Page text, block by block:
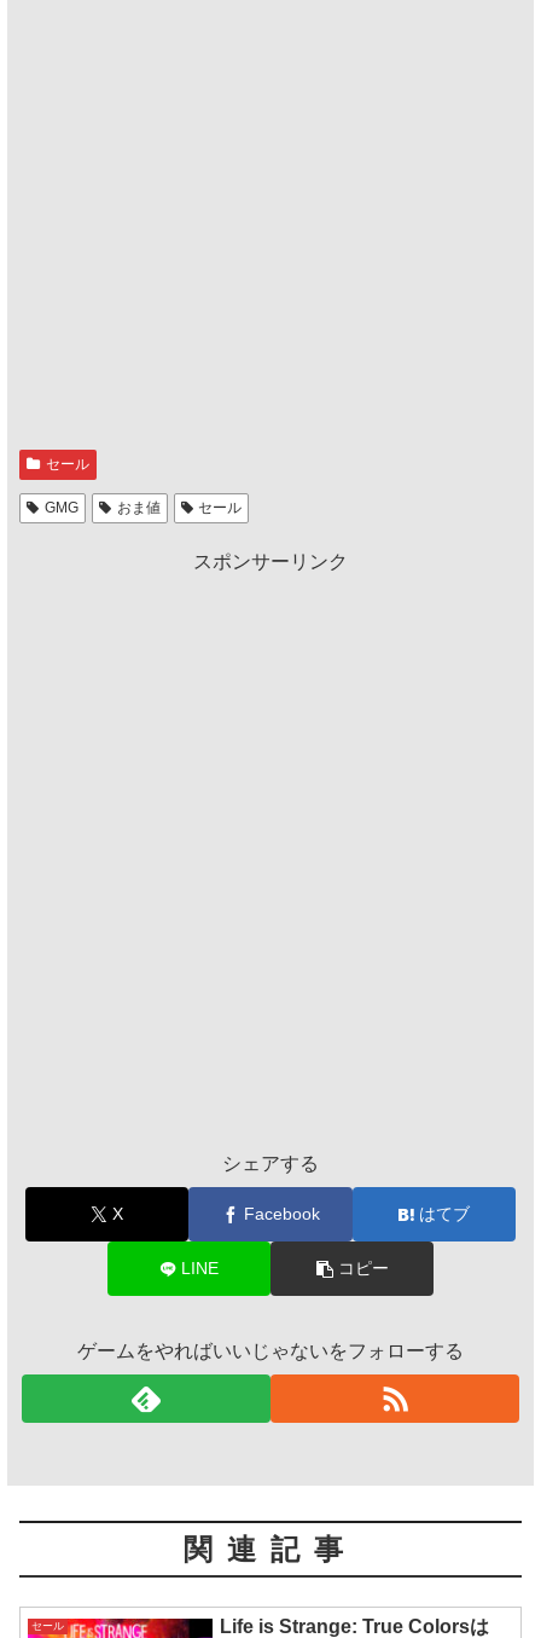
セール
GMG おま値 セール
スポンサーリンク
シェアする
X Facebook はてブ
LINE コピー
ゲームをやればいいじゃないをフォローする
関連記事
セール
Life is Strange: True Colorsは